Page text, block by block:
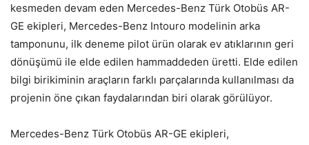
kesmeden devam eden Mercedes-Benz Türk Otobüs AR-
GE ekipleri, Mercedes-Benz Intouro modelinin arka
tamponunu, ilk deneme pilot ürün olarak ev atıklarının geri
dönüşümü ile elde edilen hammaddeden üretti. Elde edilen
bilgi birikiminin araçların farklı parçalarında kullanılması da
projenin öne çıkan faydalarından biri olarak görülüyor.
Mercedes-Benz Türk Otobüs AR-GE ekipleri,